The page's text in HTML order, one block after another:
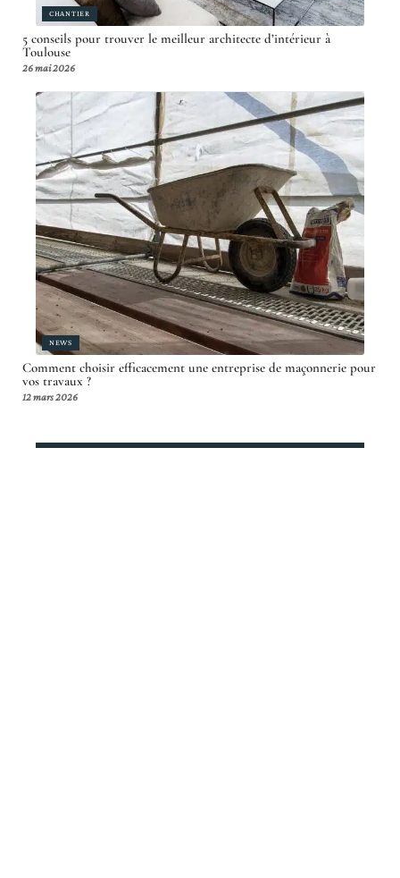
CHANTIER
5 conseils pour trouver le meilleur architecte d’intérieur à
Toulouse
26 mai 2026
NEWS
Comment choisir efficacement une entreprise de maçonnerie pour
vos travaux ?
12 mars 2026